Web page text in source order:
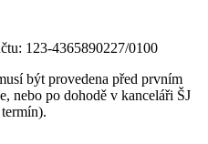
123-4365890227/0100
být provedena před prvním
nebo po dohodě v kanceláři ŠJ